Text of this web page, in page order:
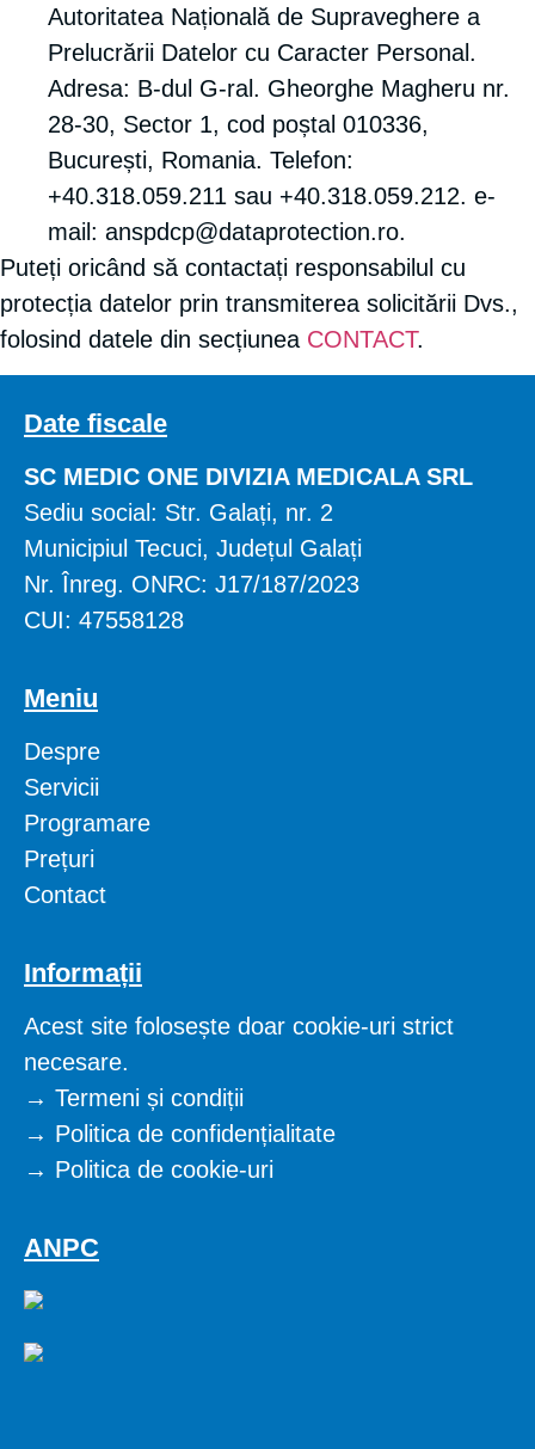
Autoritatea Națională de Supraveghere a
Prelucrării Datelor cu Caracter Personal.
Adresa: B-dul G-ral. Gheorghe Magheru nr.
28-30, Sector 1, cod poștal 010336,
București, Romania. Telefon:
+40.318.059.211 sau +40.318.059.212. e-
mail: anspdcp@dataprotection.ro.
Puteți oricând să contactați responsabilul cu
protecția datelor prin transmiterea solicitării Dvs.,
folosind datele din secțiunea CONTACT.
Date fiscale
SC MEDIC ONE DIVIZIA MEDICALA SRL
Sediu social: Str. Galați, nr. 2
Municipiul Tecuci, Județul Galați
Nr. Înreg. ONRC: J17/187/2023
CUI: 47558128
Meniu
Despre
Servicii
Programare
Prețuri
Contact
Informații
Acest site folosește doar cookie-uri strict
necesare.
→ Termeni și condiții
→ Politica de confidențialitate
→ Politica de cookie-uri
ANPC